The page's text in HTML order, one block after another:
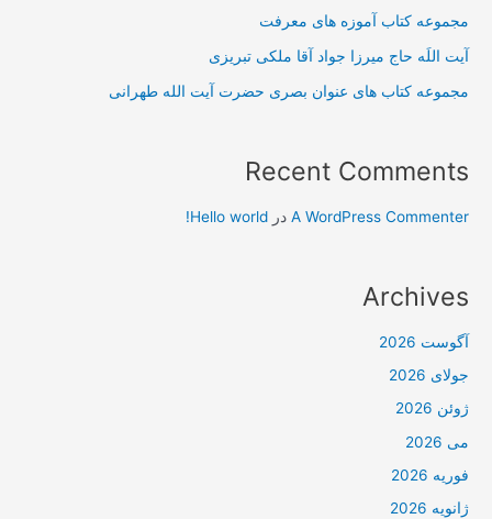
مجموعه کتاب آموزه های معرفت
آیت اللَه حاج میرزا جواد آقا ملکی تبریزی
مجموعه کتاب های عنوان بصری حضرت آیت الله طهرانی
Recent Comments
A WordPress Commenter درHello world!
Archives
آگوست 2026
جولای 2026
ژوئن 2026
می 2026
فوریه 2026
ژانویه 2026